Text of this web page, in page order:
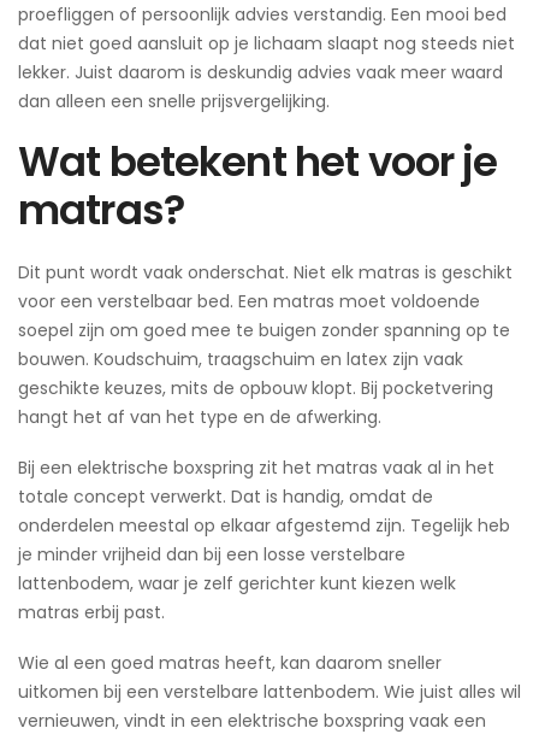
proefliggen of persoonlijk advies verstandig. Een mooi bed
dat niet goed aansluit op je lichaam slaapt nog steeds niet
lekker. Juist daarom is deskundig advies vaak meer waard
dan alleen een snelle prijsvergelijking.
Wat betekent het voor je
matras?
Dit punt wordt vaak onderschat. Niet elk matras is geschikt
voor een verstelbaar bed. Een matras moet voldoende
soepel zijn om goed mee te buigen zonder spanning op te
bouwen. Koudschuim, traagschuim en latex zijn vaak
geschikte keuzes, mits de opbouw klopt. Bij pocketvering
hangt het af van het type en de afwerking.
Bij een elektrische boxspring zit het matras vaak al in het
totale concept verwerkt. Dat is handig, omdat de
onderdelen meestal op elkaar afgestemd zijn. Tegelijk heb
je minder vrijheid dan bij een losse verstelbare
lattenbodem, waar je zelf gerichter kunt kiezen welk
matras erbij past.
Wie al een goed matras heeft, kan daarom sneller
uitkomen bij een verstelbare lattenbodem. Wie juist alles wil
vernieuwen, vindt in een elektrische boxspring vaak een